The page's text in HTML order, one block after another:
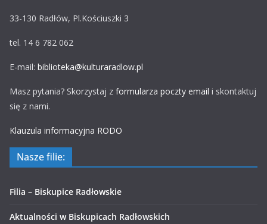
33-130 Radłów, Pl.Kościuszki 3
tel. 14 6 782 062
E-mail: biblioteka@kulturaradlow.pl
Masz pytania? Skorzystaj z formularza poczty email i skontaktuj
się z nami.
Klauzula informacyjna RODO
Nasze filie:
Filia – Biskupice Radłowskie
Aktualności w Biskupicach Radłowskich